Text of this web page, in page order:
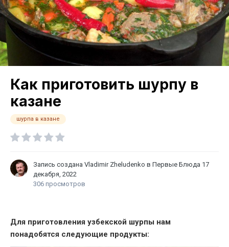
Как приготовить шурпу в
казане
шурпа в казане
Запись создана Vladimir Zheludenko в Первые Блюда 17
декабря, 2022
306 просмотров
Для приготовления узбекской шурпы нам
понадобятся следующие продукты: